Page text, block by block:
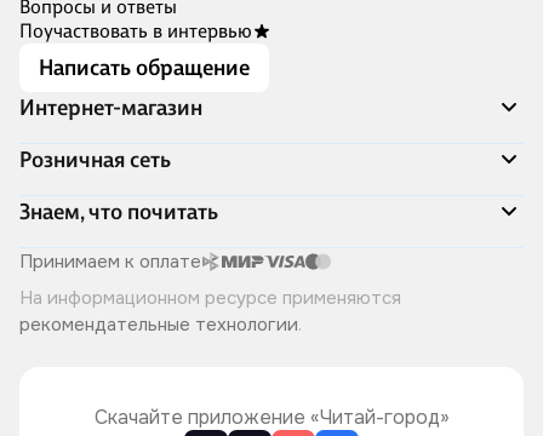
Вопросы и ответы
Поучаствовать в интервью
Написать обращение
Интернет-магазин
Акции
Доставка и оплата
Программа лояльности
Подарочные сертификаты
Правила продажи
Политика конфиденциальности
Розничная сеть
Адреса магазинов
Книжный Дозор
О компании
Читай-город для бизнеса
Хотите у нас работать?
Знаем, что почитать
Скоро в продаже
Лучшие из лучших
Читай-журнал
Принимаем к оплате
На информационном ресурсе применяются
рекомендательные технологии.
Скачайте приложение «Читай-город»